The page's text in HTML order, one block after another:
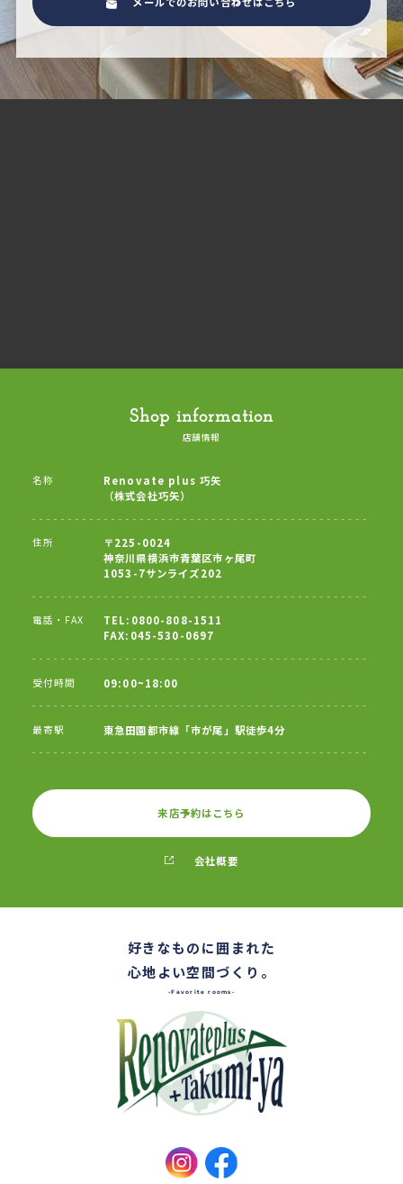
Shop information
店舗情報
名称
Renovate plus 巧矢
（株式会社巧矢）
住所
〒225-0024
神奈川県横浜市青葉区市ヶ尾町
1053-7サンライズ202
電話・FAX
TEL:0800-808-1511
FAX:045-530-0697
受付時間 09:00~18:00
最寄駅 東急田園都市線「市が尾」駅徒歩4分
来店予約はこちら
会社概要
好きなものに囲まれた
心地よい空間づくり。
-Favorite rooms-